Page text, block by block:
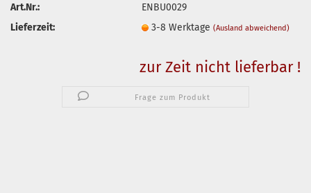
Art.Nr.:
ENBU0029
Lieferzeit:
3-8 Werktage(Ausland abweichend)
zur Zeit nicht lieferbar !
Frage zum Produkt